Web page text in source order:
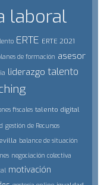
laboral
ERTE ERTE 2021
de formación asesor
liderazgo talento
fiscales talento digital
gestión de Recursos
balance de situación
negociación colectiva
motivación